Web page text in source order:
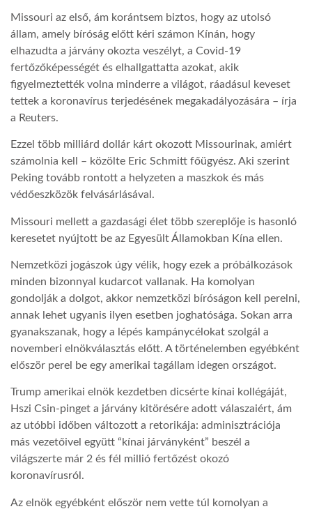
GLOBOBOOK
Missouri az első, ám korántsem biztos, hogy az utolsó
állam, amely bíróság előtt kéri számon Kínán, hogy
elhazudta a járvány okozta veszélyt, a Covid-19
fertőzőképességét és elhallgattatta azokat, akik
figyelmeztették volna minderre a világot, ráadásul keveset
tettek a koronavírus terjedésének megakadályozására – írja
a Reuters.
Ezzel több milliárd dollár kárt okozott Missourinak, amiért
számolnia kell – közölte Eric Schmitt főügyész. Aki szerint
Peking tovább rontott a helyzeten a maszkok és más
védőeszközök felvásárlásával.
Missouri mellett a gazdasági élet több szereplője is hasonló
keresetet nyújtott be az Egyesült Államokban Kína ellen.
Nemzetközi jogászok úgy vélik, hogy ezek a próbálkozások
minden bizonnyal kudarcot vallanak. Ha komolyan
gondolják a dolgot, akkor nemzetközi bíróságon kell perelni,
annak lehet ugyanis ilyen esetben joghatósága. Sokan arra
gyanakszanak, hogy a lépés kampánycélokat szolgál a
novemberi elnökválasztás előtt. A történelemben egyébként
először perel be egy amerikai tagállam idegen országot.
Trump amerikai elnök kezdetben dicsérte kínai kollégáját,
Hszi Csin-pinget a járvány kitörésére adott válaszaiért, ám
az utóbbi időben változott a retorikája: adminisztrációja
más vezetőivel együtt “kínai járványként” beszél a
világszerte már 2 és fél millió fertőzést okozó
koronavírusról.
Az elnök egyébként először nem vette túl komolyan a